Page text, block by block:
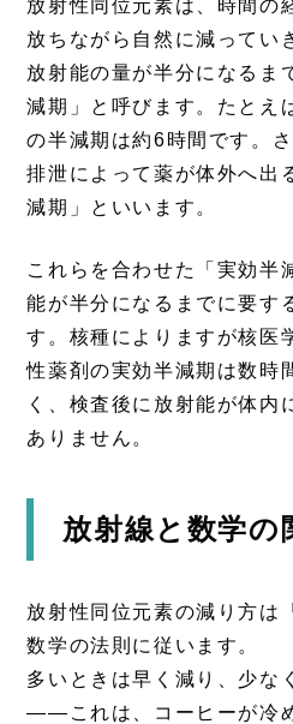
放射性同位元素は、時間の
放ちながら自然に減ってい
放射能の量が半分になるま
減期」と呼びます。たとえ
の半減期は約6時間です。
排泄によって薬が体外へ出
減期」といいます。
これらを合わせた「実効半
能が半分になるまでに要す
す。核種によりますが核医
性薬剤の実効半減期は数時
く、検査後に放射能が体内
ありません。
放射線と数学の
放射性同位元素の減り方は
数学の法則に従います。
多いときは早く減り、少な
――これは、コーヒーが冷